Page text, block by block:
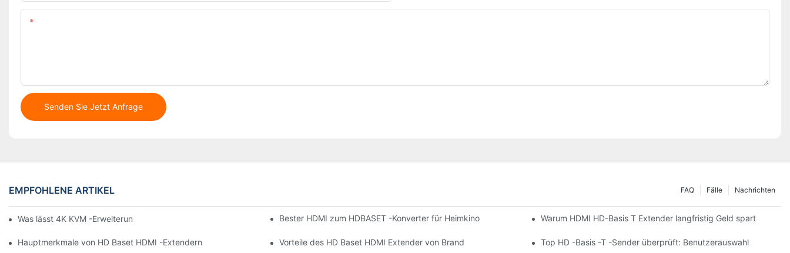
Senden Sie Jetzt Anfrage
EMPFOHLENE ARTIKEL Nachrichten
Fälle
FAQ
Was lässt 4K KVM -Erweiterungen auffallen Bester HDMI zum HDBASET -Konverter für Heimkino Warum HDMI HD-Basis T Extender langfristig Geld spart
Hauptmerkmale von HD Baset HDMI -Extendern Vorteile des HD Baset HDMI Extender von Brand Top HD -Basis -T -Sender überprüft: Benutzerauswahl